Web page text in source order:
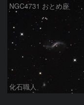
NGC4731 おとめ座
化石職人